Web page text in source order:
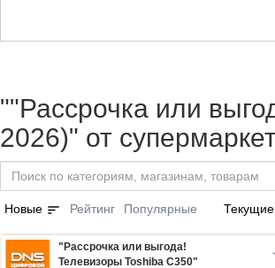
""Рассрочка или
2026)" от
Новые sort Рейтинг Популярные Текущие
"Рассрочка или выгода!
Телевизоры Toshiba С350"